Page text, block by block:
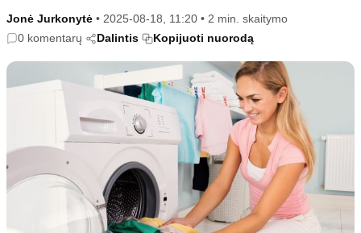
Populiaru
Sodas ir daržas
Tvari mada
Informacija
Klaidų taisymo politika
Naudojimo sąlygos
Privatumo politika
Reklamos politika
Slapukų politika
Jonė Jurkonytė • 2025-08-18, 11:20 • 2 min. skaitymo
0 komentarų
Dalintis Kopijuoti nuorodą